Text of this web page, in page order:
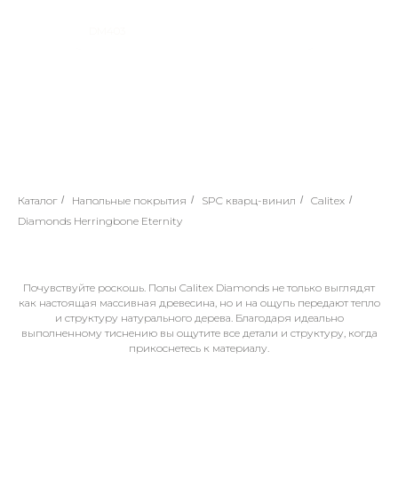
Каталог / Напольные покрытия / SPC кварц-винил / Calitex /
Diamonds Herringbone Eternity
Почувствуйте роскошь. Полы Calitex Diamonds не только выглядят
как настоящая массивная древесина, но и на ощупь передают тепло
и структуру натурального дерева. Благодаря идеально
выполненному тиснению вы ощутите все детали и структуру, когда
прикоснетесь к материалу.